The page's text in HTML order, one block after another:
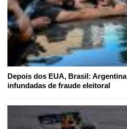
Depois dos EUA, Brasil:
infundadas de fraude eleitoral